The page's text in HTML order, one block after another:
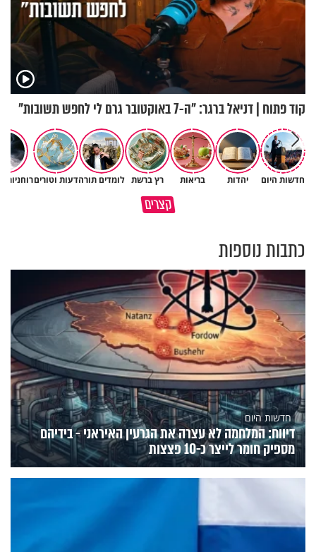
קוד פתוח | דניאל ברגר: "ה-7 באוקטובר גרם לי לחפש תשובות"
חדשות היום יהדות בריאות רץ ברשת לומדים תורהדעות וטוריםרוחניות
קצרים
תעצרו לפני שאתם מוציאים דיבה
כתבות נוספות
חדשות היום
דיווח: המלחמה לא עצרה את הגרעין האיראני - בידיהם
מספיק חומר לייצר כ-10 פצצות